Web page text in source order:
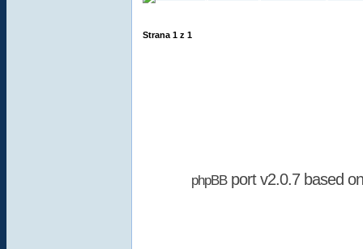
Strana 1 z 1
phpBBport v2.0.7 based